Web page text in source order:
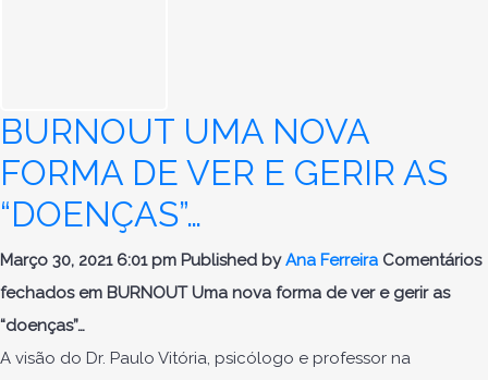
BURNOUT UMA NOVA
FORMA DE VER E GERIR AS
“DOENÇAS”…
Março 30, 2021 6:01 pm Published byAna Ferreira Comentários
fechadosem BURNOUT Uma nova forma de ver e gerir as
“doenças”…
A visão do Dr. Paulo Vitória, psicólogo e professor na